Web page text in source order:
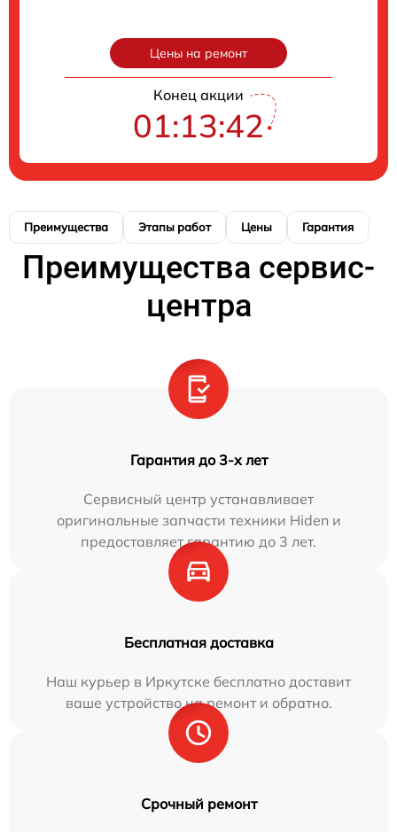
Цены на ремонт
Конец акции
01:13:41
Преимущества Этапы работ Цены Гарантия
Преимущества сервис-
центра
Гарантия до 3-х лет
Сервисный центр устанавливает
оригинальные запчасти техники Hiden и
предоставляет гарантию до 3 лет.
Бесплатная доставка
Наш курьер в Иркутске бесплатно доставит
ваше устройство на ремонт и обратно.
Срочный ремонт